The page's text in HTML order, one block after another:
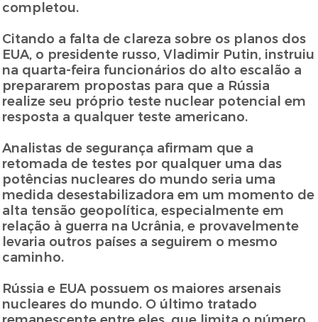
completou.
Citando a falta de clareza sobre os planos dos
EUA, o presidente russo, Vladimir Putin, instruiu
na quarta-feira funcionários do alto escalão a
prepararem propostas para que a Rússia
realize seu próprio teste nuclear potencial em
resposta a qualquer teste americano.
Analistas de segurança afirmam que a
retomada de testes por qualquer uma das
potências nucleares do mundo seria uma
medida desestabilizadora em um momento de
alta tensão geopolítica, especialmente em
relação à guerra na Ucrânia, e provavelmente
levaria outros países a seguirem o mesmo
caminho.
Rússia e EUA possuem os maiores arsenais
nucleares do mundo. O último tratado